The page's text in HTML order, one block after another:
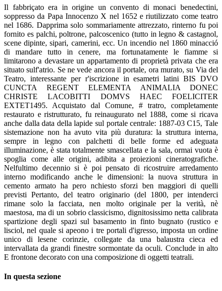
Il fabbriçato era in origine un convento di monaci benedectini,
soppresso da Papa Innocenzo X nel 1652 e riutilizzato come teatro
nel 1686. Dapprima solo sommariamente attrezzato, rinterno fu poi
fornito es palchi, poltrone, palcoscenico (tutto in legno & castagnol,
scene dipinte, sipari, camerini, ecc. Un incendio nel 1860 minacció
di mandare tutto in cenere, ma fortunatamente le fiamme si
limitarono a devastare un appartamento di proprietà privata che era
situato sulf'atrio. Se ne vede ancora il portale, ora murato, su Via del
Teatro, interessante per r'iscrizione in esametri latini BIS DVO
CUNCTA REGENT ELEMENTA ANIMALIA DONEC
CHRISTE LACOBITTI DOMVS HAEC FOELICITER
EXTET1495. Acquistato dal Comune, # tratro, completamente
restaurato e ristrutturato, fu reinaugurato nel 1888, come si ricava
anche dalla data della lapide sul portale centrale: 1887-03 C15, Tale
sistemazione non ha avuto vita più duratura: la struttura interna,
sempre in legno con palchetti di belle forme ed adeguata
illuminazione, è stata totalmente smascellata e la sala, ormai vuota è
spoglia come alle origini, adibita a proiezioni cineratografiche.
Nelfultimo decennio si è poi pensato di ricostruire arredamento
interno modificando anche le dimensioni: la nuova struttura in
cemento armato ha pero nchiesto sforzi ben maggiori di quelli
previsti Pertanto, del teatro originario (del 1800, per intenderci
rimane solo la facciata, nen molto originale per la verità, nè
maestosa, ma di un sobrio classicismo, dignitosissimo netta calibrata
spartizione degli spazi sul basamento in finto bugnato (rustico e
lisciol, nel quale si apeono i tre portali d'igresso, imposta un ordine
unico di lesene corinzie, collegate da una balaustra cieca ed
intervallata da grandi finestre sormontate da oculi. Conclude in alto
E frontone decorato con una composizione di oggetti teatrali.
In questa sezione